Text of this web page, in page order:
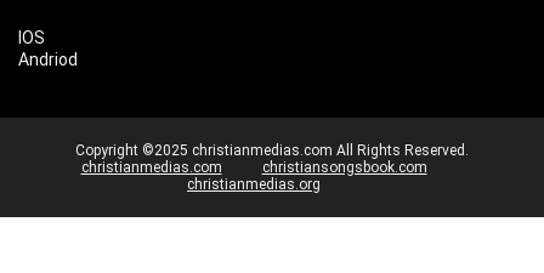
IOS
Andriod
Copyright ©2025 christianmedias.com All Rights Reserved.
christianmedias.com
christiansongsbook.com
christianmedias.org